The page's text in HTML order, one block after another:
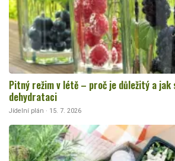
Pitný režim v létě – proč je důležitý a jak
dehydrataci
Jídelní plán · 15. 7. 2026